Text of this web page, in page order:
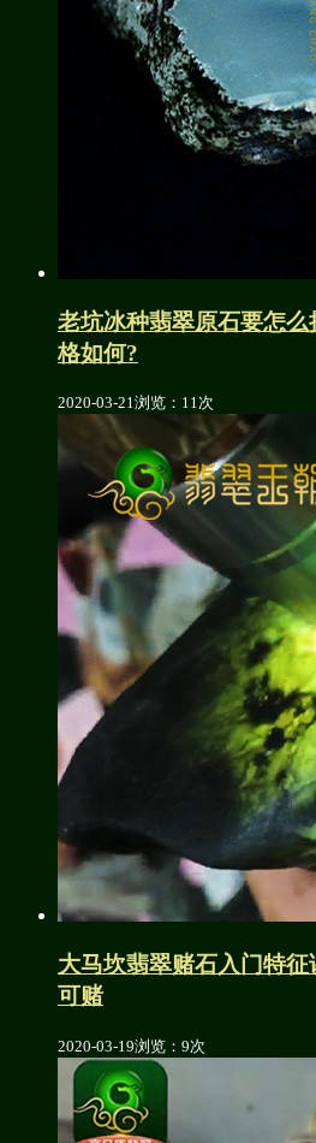
老坑冰种翡翠原石要怎
格如何?
2020-03-21浏览：11次
大马坎翡翠赌石入门特
可赌
2020-03-19浏览：9次